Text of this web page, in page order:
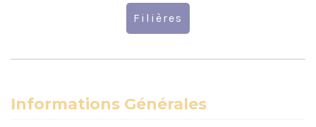
Filières
Informations Générales